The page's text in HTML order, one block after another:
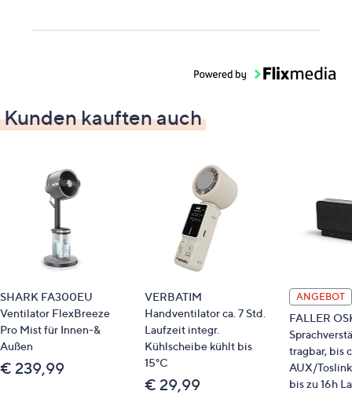
Kunden kauften auch
SHARK FA300EU
Ventilator FlexBreeze
Pro Mist für Innen-&
Außen
€ 239,99
VERBATIM
Handventilator ca. 7 Std.
Laufzeit integr.
Kühlscheibe kühlt bis
15°C
€ 29,99
ANGEBOT
FALLER
tragbar, bis
AUX/
bis zu 16h